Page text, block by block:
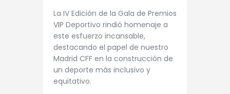
La IV Edición de la Gala de Premios
VIP Deportivo rindió homenaje a
este esfuerzo incansable,
destacando el papel de nuestro
Madrid CFF en la construcción de
un deporte más inclusivo y
equitativo.